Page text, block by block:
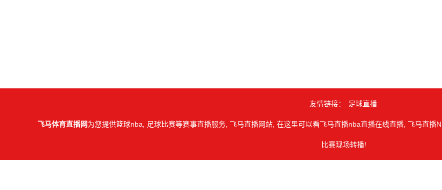
友情链接： 足球直播
飞马体育直播网为您提供篮球nba, 足球比赛等赛事直播服务, 飞马直播网站, 在这里可以看飞马直播nba直播在线直播, 飞马直
比赛现场转播!